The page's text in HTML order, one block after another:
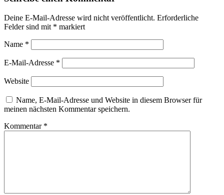
Deine E-Mail-Adresse wird nicht veröffentlicht. Erforderliche
Felder sind mit * markiert
Name *
E-Mail-Adresse *
Website
Name, E-Mail-Adresse und Website in diesem Browser für
meinen nächsten Kommentar speichern.
Kommentar *